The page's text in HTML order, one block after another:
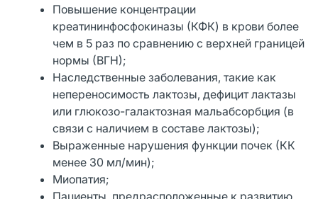
Повышение концентрации
креатининфосфокиназы (КФК) в крови более
чем в 5 раз по сравнению с верхней границей
нормы (ВГН);
Наследственные заболевания, такие как
непереносимость лактозы, дефицит лактазы
или глюкозо-галактозная мальабсорбция (в
связи с наличием в составе лактозы);
Выраженные нарушения функции почек (КК
менее 30 мл/мин);
Миопатия;
Пациенты, предрасположенные к развитию